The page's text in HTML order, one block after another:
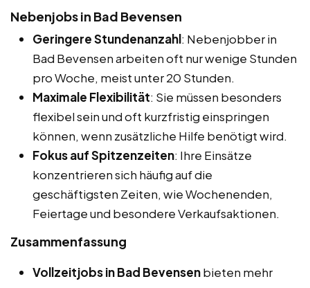
Nebenjobs in Bad Bevensen
Geringere Stundenanzahl: Nebenjobber in
Bad Bevensen arbeiten oft nur wenige Stunden
pro Woche, meist unter 20 Stunden.
Maximale Flexibilität: Sie müssen besonders
flexibel sein und oft kurzfristig einspringen
können, wenn zusätzliche Hilfe benötigt wird.
Fokus auf Spitzenzeiten: Ihre Einsätze
konzentrieren sich häufig auf die
geschäftigsten Zeiten, wie Wochenenden,
Feiertage und besondere Verkaufsaktionen.
Zusammenfassung
Vollzeitjobs in Bad Bevensenbieten mehr